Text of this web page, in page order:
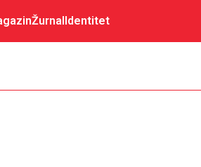
ŽurnalIdentitet